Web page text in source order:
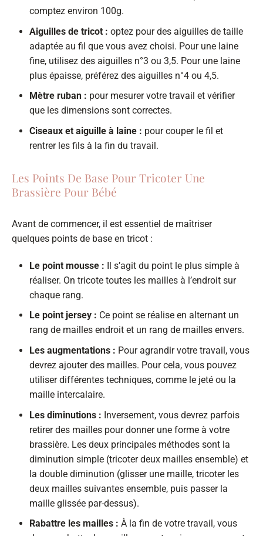
comptez environ 100g.
Aiguilles de tricot : optez pour des aiguilles de taille
adaptée au fil que vous avez choisi. Pour une laine
fine, utilisez des aiguilles n°3 ou 3,5. Pour une laine
plus épaisse, préférez des aiguilles n°4 ou 4,5.
Mètre ruban : pour mesurer votre travail et vérifier
que les dimensions sont correctes.
Ciseaux et aiguille à laine : pour couper le fil et
rentrer les fils à la fin du travail.
Les Points De Base Pour Tricoter Une
Brassière Pour Bébé
Avant de commencer, il est essentiel de maîtriser
quelques points de base en tricot :
Le point mousse : Il s’agit du point le plus simple à
réaliser. On tricote toutes les mailles à l’endroit sur
chaque rang.
Le point jersey : Ce point se réalise en alternant un
rang de mailles endroit et un rang de mailles envers.
Les augmentations : Pour agrandir votre travail, vous
devrez ajouter des mailles. Pour cela, vous pouvez
utiliser différentes techniques, comme le jeté ou la
maille intercalaire.
Les diminutions : Inversement, vous devrez parfois
retirer des mailles pour donner une forme à votre
brassière. Les deux principales méthodes sont la
diminution simple (tricoter deux mailles ensemble) et
la double diminution (glisser une maille, tricoter les
deux mailles suivantes ensemble, puis passer la
maille glissée par-dessus).
Rabattre les mailles : À la fin de votre travail, vous